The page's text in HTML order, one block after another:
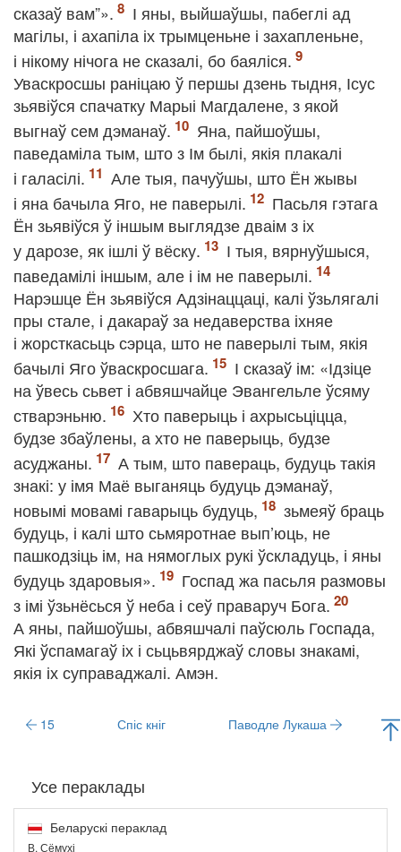
сказаў вам”».
І яны, выйшаўшы, пабеглі ад
магілы, і ахапіла іх трымценьне і захапленьне,
і нікому нічога не сказалі, бо баяліся.
Уваскросшы раніцаю ў першы дзень тыдня, Ісус
зьявіўся спачатку Марыі Магдалене, з якой
выгнаў сем дэманаў.
Яна, пайшоўшы,
паведаміла тым, што з Ім былі, якія плакалі
і галасілі.
Але тыя, пачуўшы, што Ён жывы
і яна бачыла Яго, не паверылі.
Пасьля гэтага
Ён зьявіўся ў іншым выглядзе дваім з іх
у дарозе, як ішлі ў вёску.
І тыя, вярнуўшыся,
паведамілі іншым, але і ім не паверылі.
Нарэшце Ён зьявіўся Адзінаццаці, калі ўзьлягалі
пры стале, і дакараў за недаверства іхняе
і жорсткасьць сэрца, што не паверылі тым, якія
бачылі Яго ўваскросшага.
І сказаў ім: «Ідзіце
на ўвесь сьвет і абвяшчайце Эвангельле ўсяму
стварэньню.
Хто паверыць і ахрысьціцца,
будзе збаўлены, а хто не паверыць, будзе
асуджаны.
А тым, што павераць, будуць такія
знакі: у імя Маё выганяць будуць дэманаў,
новымі мовамі гаварыць будуць,
зьмеяў браць
будуць, і калі што сьмяротнае вып’юць, не
пашкодзіць ім, на нямоглых рукі ўскладуць, і яны
будуць здаровыя».
Госпад жа пасьля размовы
з імі ўзьнёсься ў неба і сеў праваруч Бога.
А яны, пайшоўшы, абвяшчалі паўсюль Госпада,
Які ўспамагаў іх і сьцьвярджаў словы знакамі,
якія іх суправаджалі. Амэн.
15 Спіс кніг Паводле Лукаша
Усе пераклады
Беларускі пераклад
В. Сёмухі